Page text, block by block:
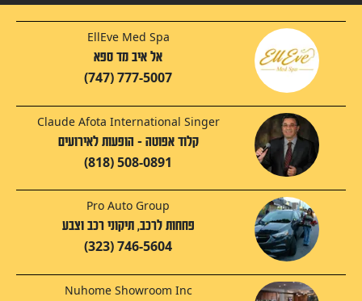
EllEve Med Spa
אל איב מד ספא
(747) 777-5007
Claude Afota International Singer
קלוד אפוטה - הופעות לאירועים
(818) 508-0891
Pro Auto Group
פחחות לרכב, תיקוני רכב וצבע
(323) 746-5604
Nuhome Showroom Inc